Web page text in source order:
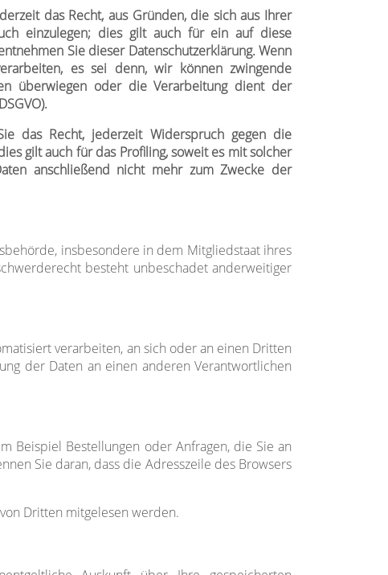
das Recht, aus Gründen, die sich aus Ihrer
einzulegen; dies gilt auch für ein auf diese
Sie dieser Datenschutzerklärung. Wenn
es sei denn, wir können zwingende
überwiegen oder die Verarbeitung dient der
das Recht, jederzeit Widerspruch gegen die
gilt auch für das Profiling, soweit es mit solcher
anschließend nicht mehr zum Zwecke der
insbesondere in dem Mitgliedstaat ihres
besteht unbeschadet anderweitiger
verarbeiten, an sich oder an einen Dritten
der Daten an einen anderen Verantwortlichen
Beispiel Bestellungen oder Anfragen, die Sie an
Sie daran, dass die Adresszeile des Browsers
Dritten mitgelesen werden.